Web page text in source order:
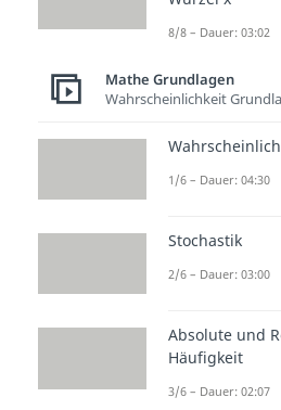
Die
Das
Setze die
Hier ist a
Berechne
4 ⋅ 4 = 16
8/8 – Dauer: 03:02
Mathe Grundlagen
Wahrscheinlichkeit
1/6 – Dauer: 04:30
Stochastik
2/6 – Dauer: 03:00
Absolute und
Häufigkeit
3/6 – Dauer: 02:07